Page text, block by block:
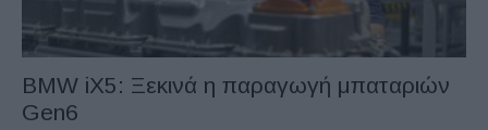
BMW iX5: Ξεκινά η παραγωγή μπαταριών
Gen6